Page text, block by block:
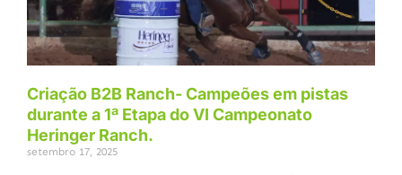
Criação B2B Ranch- Campeões em pistas
durante a 1ª Etapa do VI Campeonato
Heringer Ranch.
setembro 17, 2025